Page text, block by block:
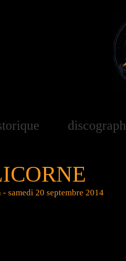
samedi 20 septembre 2014